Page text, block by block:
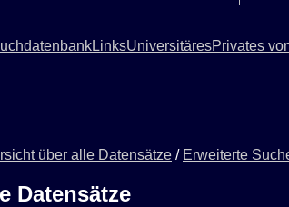
LinksUniversitäresPrivates
über alle Datensätze / Erweiterte
Datensätze